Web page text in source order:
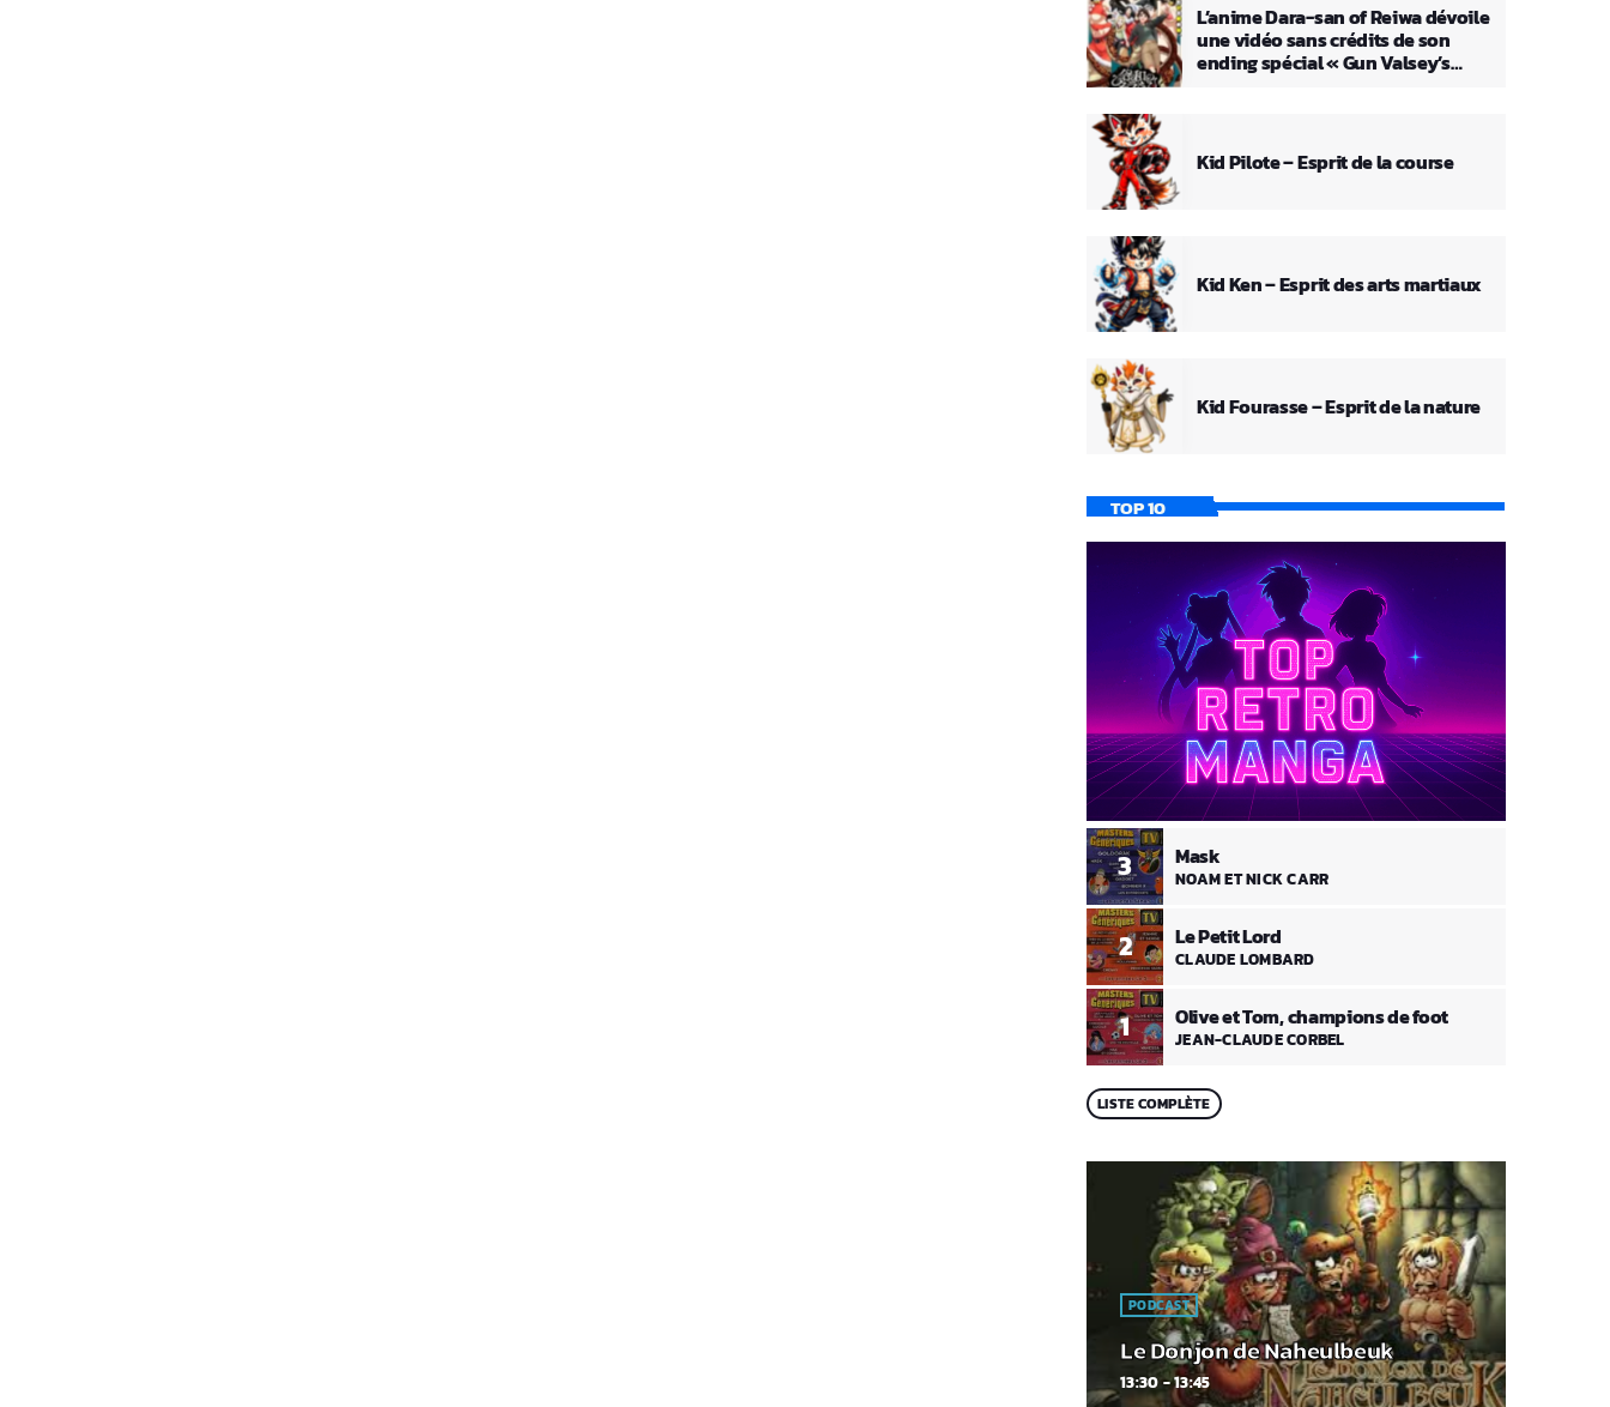
L’anime Dara-san of Reiwa dévoile
une vidéo sans crédits de son
ending spécial « Gun Valsey’s
Kid Pilote – Esprit de la course
Kid Ken – Esprit des arts martiaux
Kid Fourasse – Esprit de la nature
TOP 10
1 Olive et Tom, champions de foot
JEAN-CLAUDE CORBEL
2 Le Petit Lord
CLAUDE LOMBARD
3 Mask
NOAM ET NICK CARR
LISTE COMPLÈTE
PODCAST
Le Donjon de Naheulbeuk
13:30 - 13:45